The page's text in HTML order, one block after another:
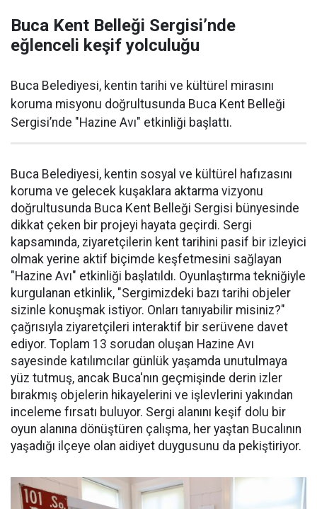
Buca Kent Belleği Sergisi’nde
eğlenceli keşif yolculuğu
Buca Belediyesi, kentin tarihi ve kültürel mirasını
koruma misyonu doğrultusunda Buca Kent Belleği
Sergisi’nde "Hazine Avı" etkinliği başlattı.
Buca Belediyesi, kentin sosyal ve kültürel hafızasını
koruma ve gelecek kuşaklara aktarma vizyonu
doğrultusunda Buca Kent Belleği Sergisi bünyesinde
dikkat çeken bir projeyi hayata geçirdi. Sergi
kapsamında, ziyaretçilerin kent tarihini pasif bir izleyici
olmak yerine aktif biçimde keşfetmesini sağlayan
"Hazine Avı" etkinliği başlatıldı. Oyunlaştırma tekniğiyle
kurgulanan etkinlik, "Sergimizdeki bazı tarihi objeler
sizinle konuşmak istiyor. Onları tanıyabilir misiniz?"
çağrısıyla ziyaretçileri interaktif bir serüvene davet
ediyor. Toplam 13 sorudan oluşan Hazine Avı
sayesinde katılımcılar günlük yaşamda unutulmaya
yüz tutmuş, ancak Buca'nın geçmişinde derin izler
bırakmış objelerin hikayelerini ve işlevlerini yakından
inceleme fırsatı buluyor. Sergi alanını keşif dolu bir
oyun alanına dönüştüren çalışma, her yaştan Bucalının
yaşadığı ilçeye olan aidiyet duygusunu da pekiştiriyor.